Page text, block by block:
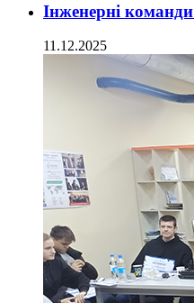
Інженерні
11.12.2025